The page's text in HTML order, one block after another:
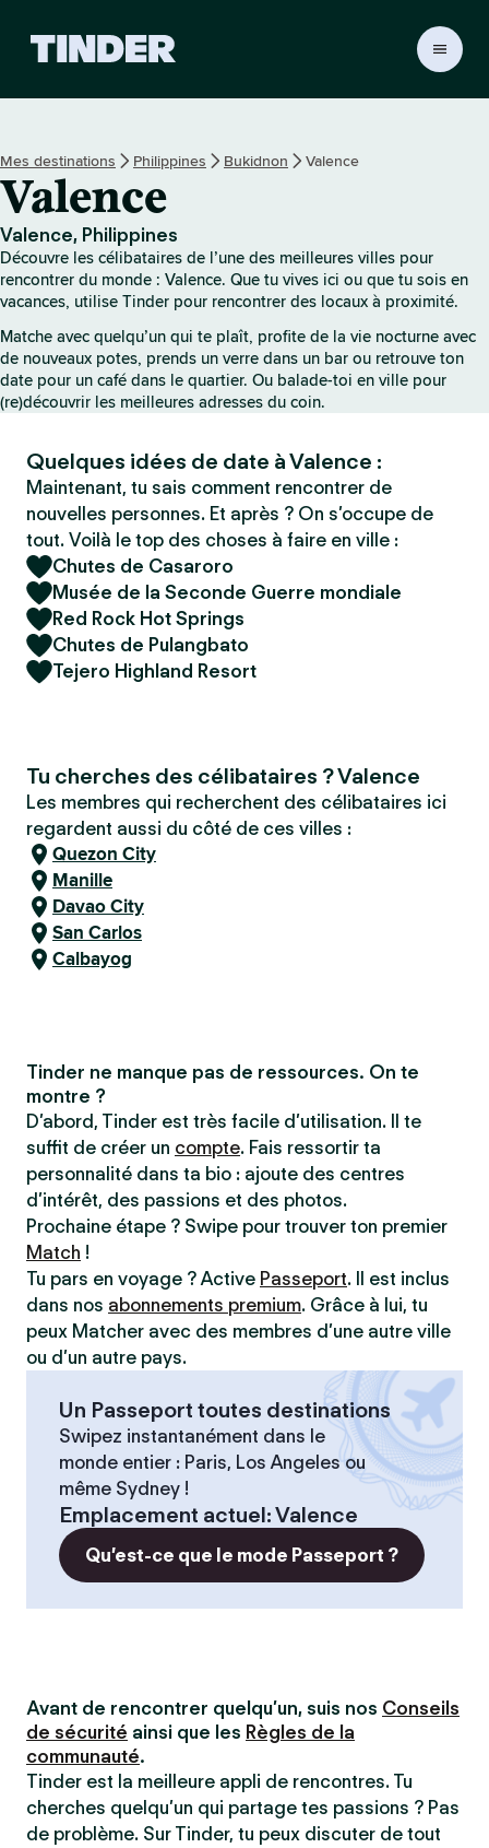
i
n
d
e
Mes destinations Philippines Bukidnon Valence
Valence
Valence, Philippines
Découvre les célibataires de l’une des meilleures villes pour
rencontrer du monde : Valence. Que tu vives ici ou que tu sois en
vacances, utilise Tinder pour rencontrer des locaux à proximité.
Matche avec quelqu’un qui te plaît, profite de la vie nocturne avec
de nouveaux potes, prends un verre dans un bar ou retrouve ton
date pour un café dans le quartier. Ou balade-toi en ville pour
(re)découvrir les meilleures adresses du coin.
Quelques idées de date à Valence :
Maintenant, tu sais comment rencontrer de
nouvelles personnes. Et après ? On s’occupe de
tout. Voilà le top des choses à faire en ville :
Chutes de Casaroro
Musée de la Seconde Guerre mondiale
Red Rock Hot Springs
Chutes de Pulangbato
Tejero Highland Resort
Tu cherches des célibataires ? Valence
Les membres qui recherchent des célibataires ici
regardent aussi du côté de ces villes :
Quezon City
Manille
Davao City
San Carlos
Calbayog
Tinder ne manque pas de ressources. On te
montre ?
D’abord, Tinder est très facile d’utilisation. Il te
suffit de créer un compte. Fais ressortir ta
personnalité dans ta bio : ajoute des centres
d’intérêt, des passions et des photos.
Prochaine étape ? Swipe pour trouver ton premier
Match !
Tu pars en voyage ? Active Passeport. Il est inclus
dans nos abonnements premium. Grâce à lui, tu
peux Matcher avec des membres d’une autre ville
ou d’un autre pays.
Un Passeport toutes destinations
Swipez instantanément dans le
monde entier : Paris, Los Angeles ou
même Sydney !
Emplacement actuel:Valence
Qu’est-ce que le mode Passeport ?
Avant de rencontrer quelqu’un, suis nos Conseils
de sécurité ainsi que les Règles de la
communauté.
Tinder est la meilleure appli de rencontres. Tu
cherches quelqu’un qui partage tes passions ? Pas
de problème. Sur Tinder, tu peux discuter de tout